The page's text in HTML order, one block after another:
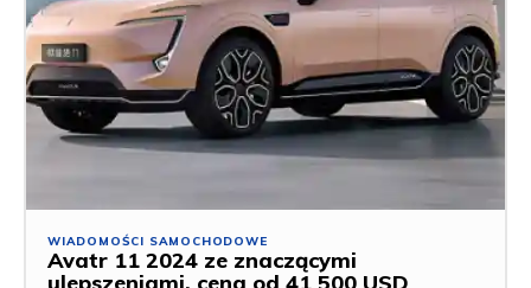
WIADOMOŚCI SAMOCHODOWE
Avatr 11 2024 ze znaczącymi